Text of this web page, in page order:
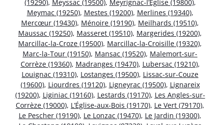
(19290), Meyssac (19500), Meyrignac-l’Église (19800),
Meymac (19250), Mestes (19200), Merlines (19340),
Mercœur (19430), Ménoire (19190), Meilhards (19510),
Maussac (19250), Masseret (19510), Margerides (19200),
Marcillac-la-Croze (19500), Marcillac-la-Croisille (19320),
Marc-la-Tour (19150), Mansac (19520), Malemort-sur-
Corrèze (19360), Madranges (19470), Lubersac (19210),
Louignac (19310), Lostanges (19500), Lissac-sur-Couze
(19600), Liourdres (19120), Ligneyrac (19500), Lignareix
(19200), Liginiac (19160), Lestards (19170), Les Angles-sur-
Corrèze (19000), L’Église-aux-Bois (19170), Le Vert (79170),
Le Pescher (19190), Le Lonzac (19470), Le Jardin (19300),